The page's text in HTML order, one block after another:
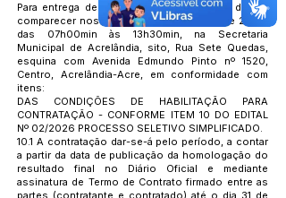
Para entrega de documentos, a candidata deverá
comparecer nos dias 19 e 22 de Junho de 2026,
das 07h00min às 13h30min, na Secretaria
Municipal de Acrelândia, sito, Rua Sete Quedas,
esquina com Avenida Edmundo Pinto nº 1520,
Centro, Acrelândia-Acre, em conformidade com
itens:
DAS CONDIÇÕES DE HABILITAÇÃO PARA
CONTRATAÇÃO - CONFORME ITEM 10 DO EDITAL
Nº 02/2026 PROCESSO SELETIVO SIMPLIFICADO.
10.1 A contratação dar-se-á pelo período, a contar
a partir da data de publicação da homologação do
resultado final no Diário Oficial e mediante
assinatura de Termo de Contrato firmado entre as
partes (contratante e contratado) até o dia 31 de